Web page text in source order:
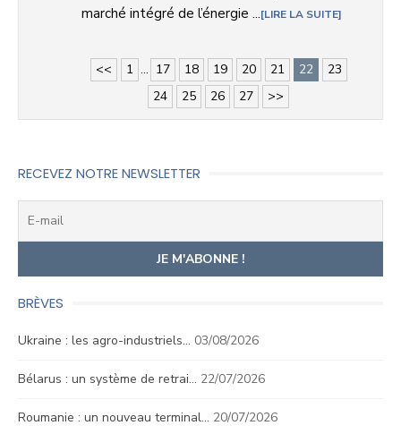
marché intégré de l’énergie ... LIRE LA SUITE
<< 1 ... 17 18 19 20 21 22
23
24
25 26 27 >>
RECEVEZ NOTRE NEWSLETTER
BRÈVES
Ukraine : les agro-industriels… 03/08/2026
Bélarus : un système de retrai… 22/07/2026
Roumanie : un nouveau terminal… 20/07/2026